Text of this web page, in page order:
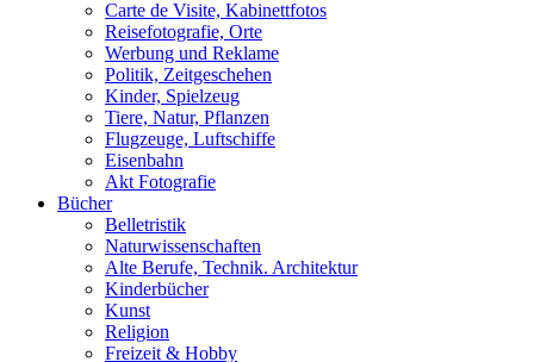
Carte de Visite, Kabinettfotos
Reisefotografie, Orte
Werbung und Reklame
Politik, Zeitgeschehen
Kinder, Spielzeug
Tiere, Natur, Pflanzen
Flugzeuge, Luftschiffe
Eisenbahn
Akt Fotografie
Bücher
Belletristik
Naturwissenschaften
Alte Berufe, Technik. Architektur
Kinderbücher
Kunst
Religion
Freizeit & Hobby